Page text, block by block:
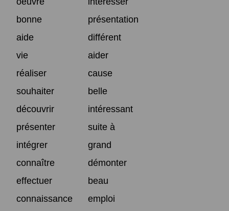
bonne
présentation
aide
différent
vie
aider
réaliser
cause
souhaiter
belle
découvrir
intéressant
présenter
suite à
intégrer
grand
connaître
démonter
effectuer
beau
connaissance
emploi